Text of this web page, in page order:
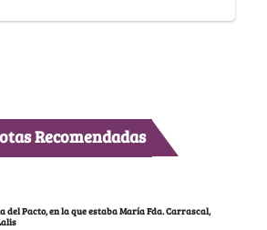
Recomendadas
del Pacto, en la que estaba María Fda. Carrascal,